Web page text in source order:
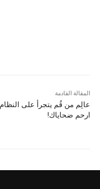
المقالة القادمة
عالِم من قُم يتجرأ على
ارحم ضحاياك!